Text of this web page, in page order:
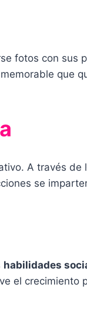
fotos con sus
que
A través de
se
habilidades
el crecimiento